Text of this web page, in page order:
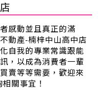
感動並且真正的滿
動產-楠梓中山高中店
自我的專業常識跟能
，以成為消費者一輩
賣等等需要，歡迎來
關事宜！